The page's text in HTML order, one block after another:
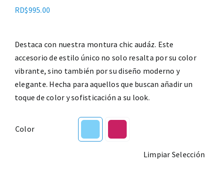
RD$995.00
Destaca con nuestra montura chic audáz. Este
accesorio de estilo único no solo resalta por su color
vibrante, sino también por su diseño moderno y
elegante. Hecha para aquellos que buscan añadir un
toque de color y sofisticación a su look.
Color
Limpiar Selección